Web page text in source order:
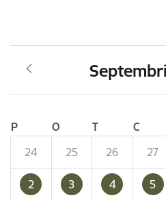
P O T C
24
25 26 27
2 3 4 5